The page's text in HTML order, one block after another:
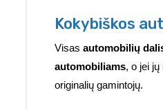
Kokybiškos
Visas automobilių
automobiliams, o jei
originalių gamintojų.